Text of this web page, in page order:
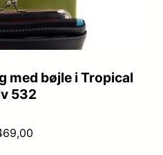
med bøjle i Tropical
532